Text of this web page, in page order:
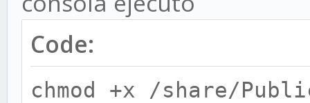
else
echo "No
fi
Code:
chmod +x /share/